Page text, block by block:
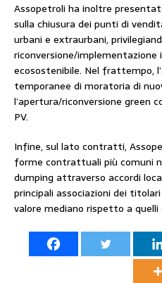
Assopetroli ha inoltre
sulla chiusura dei punti di
urbani e extraurbani,
riconversione/implementazione
ecosostenibile. Nel frattempo,
temporanee di moratoria di
l’apertura/riconversione green
PV.
Infine, sul lato contratti,
forme contrattuali più comuni
dumping attraverso accordi
principali associazioni dei
valore mediano rispetto a